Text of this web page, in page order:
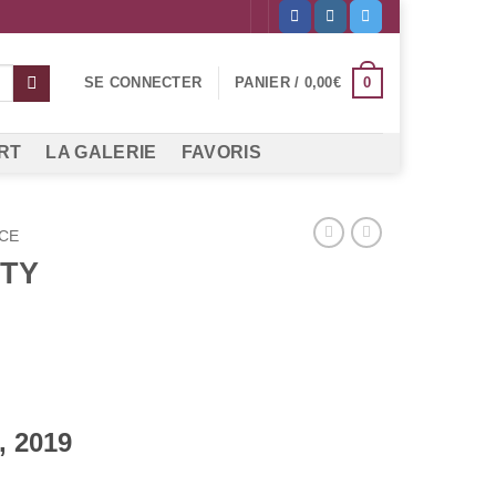
SE CONNECTER PANIER / 0,00€ 0
LA GALERIE FAVORIS
2019